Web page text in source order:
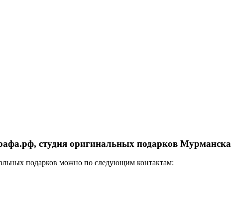
студия оригинальных подарков Мурманска
подарков можно по следующим контактам: